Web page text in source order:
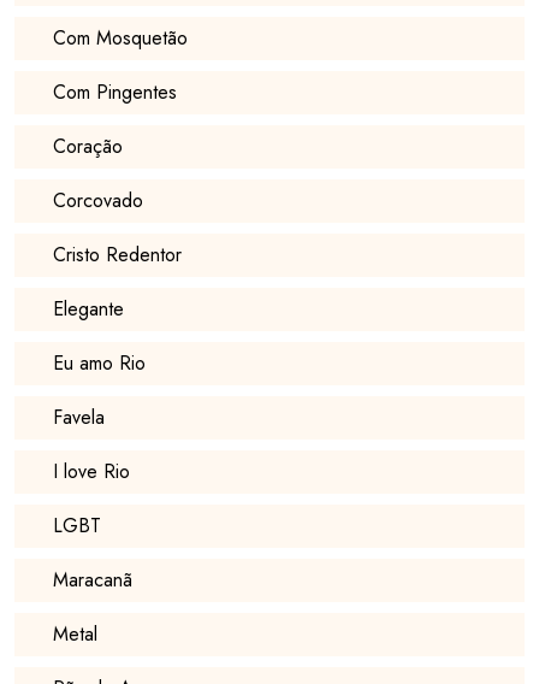
Com Mosquetão
Com Pingentes
Coração
Corcovado
Cristo Redentor
Elegante
Eu amo Rio
Favela
I love Rio
LGBT
Maracanã
Metal